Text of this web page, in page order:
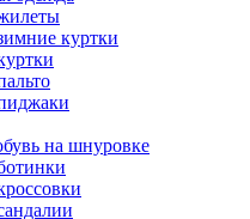
куртки
на шнуровке